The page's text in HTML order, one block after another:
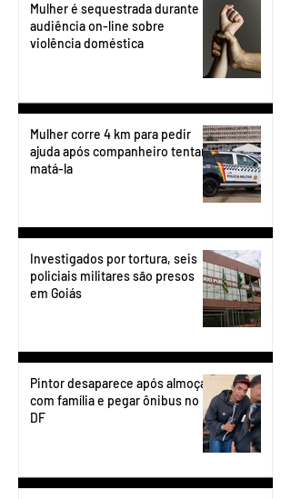
Mulher é sequestrada durante
audiência on-line sobre
violência doméstica
Mulher corre 4 km para pedir
ajuda após companheiro tentar
matá-la
Investigados por tortura, seis
policiais militares são presos
em Goiás
Pintor desaparece após almoçar
com família e pegar ônibus no
DF